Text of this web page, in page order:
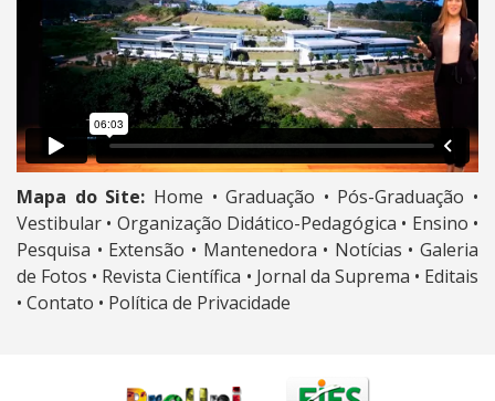
Mapa do Site: Home • Graduação • Pós-Graduação •
Vestibular • Organização Didático-Pedagógica • Ensino •
Pesquisa • Extensão • Mantenedora • Notícias • Galeria
de Fotos • Revista Científica • Jornal da Suprema • Editais
• Contato • Política de Privacidade